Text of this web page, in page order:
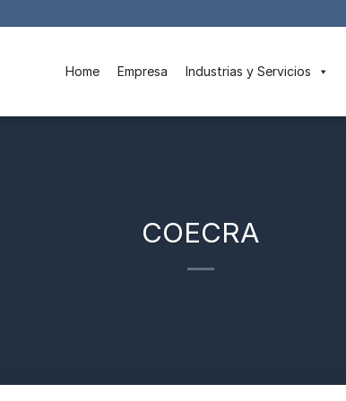
Home Empresa Industrias y Servicios
COECRA